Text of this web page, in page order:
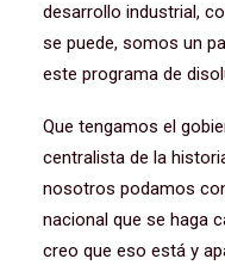
desarrollo industrial,
se puede, somos un
este programa de
Que tengamos el
centralista de la
nosotros podamos
nacional que se haga
creo que eso está y